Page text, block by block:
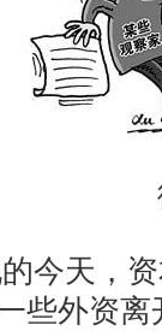
徐
今天，
些外资离